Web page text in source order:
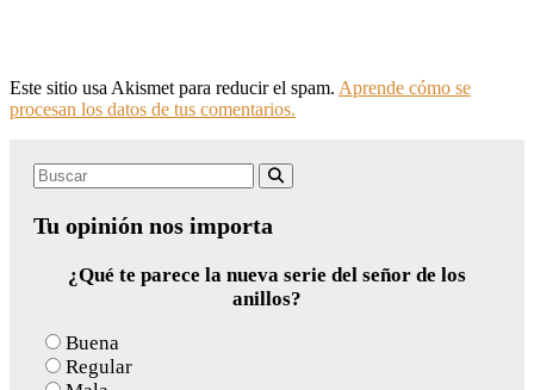
Este sitio usa Akismet para reducir el spam. Aprende cómo se
procesan los datos de tus comentarios.
Search
Tu opinión nos importa
¿Qué te parece la nueva serie del señor de los
anillos?
Buena
Regular